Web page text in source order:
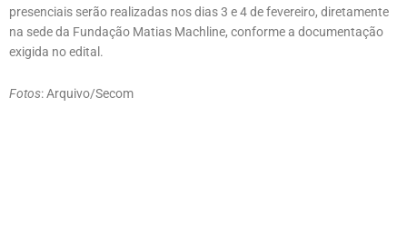
presenciais serão realizadas nos dias 3 e 4 de fevereiro, diretamente
na sede da Fundação Matias Machline, conforme a documentação
exigida no edital.
Fotos: Arquivo/Secom